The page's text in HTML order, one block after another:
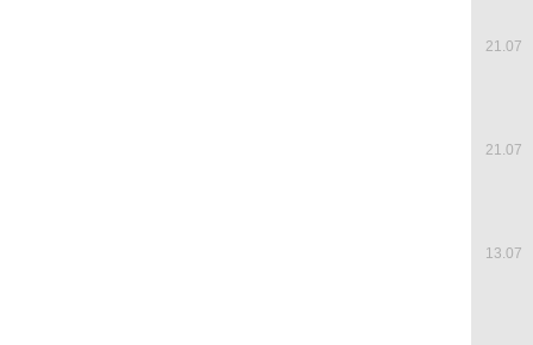
21.07
21.07
13.07